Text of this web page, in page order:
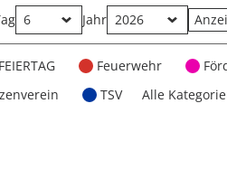
Jahr
FEIERTAG Feuerwehr
TSV
Alle